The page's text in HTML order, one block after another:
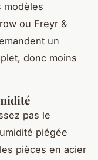
modèles
ou Freyr &
un
donc moins
pas le
piégée
pièces en acier